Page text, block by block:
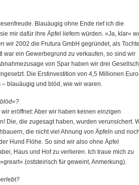
Blauäugig ohne Ende rief ich die
mir dafür ihre Äpfel liefern würden. »Ja, klar«
wir 2002 die Frutura GmbH gegründet, als
war ein Gewerbegrund zu verkaufen, so sind wir
von Spar haben wir drei
Die Erstinvestition von 4,5 Millionen
blauäugig und blöd, wie wir waren.
eröffnet: Aber wir haben keinen einzigen
Die, die zugesagt haben, wurden verunsichert.
die nicht viel Ahnung von Äpfeln und
Hund Flöhe. So sind wir also ohne Äpfel
Haus und Hof zu verlieren. Ich traue mich zu
(oststeirisch für geweint, Anmerkung).